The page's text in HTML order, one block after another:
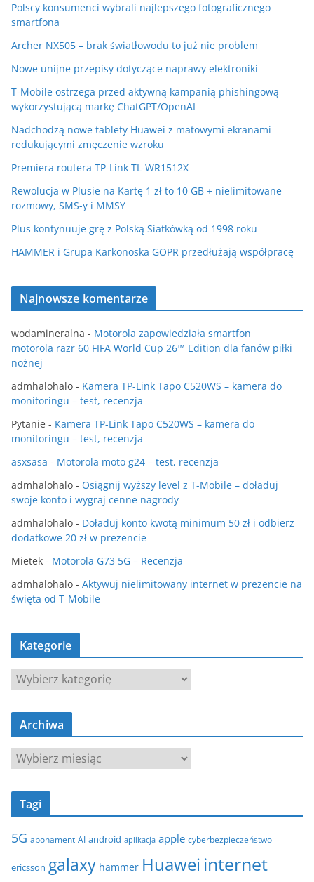
Polscy konsumenci wybrali najlepszego fotograficznego
smartfona
Archer NX505 – brak światłowodu to już nie problem
Nowe unijne przepisy dotyczące naprawy elektroniki
T-Mobile ostrzega przed aktywną kampanią phishingową
wykorzystującą markę ChatGPT/OpenAI
Nadchodzą nowe tablety Huawei z matowymi ekranami
redukującymi zmęczenie wzroku
Premiera routera TP-Link TL-WR1512X
Rewolucja w Plusie na Kartę 1 zł to 10 GB + nielimitowane
rozmowy, SMS-y i MMSY
Plus kontynuuje grę z Polską Siatkówką od 1998 roku
HAMMER i Grupa Karkonoska GOPR przedłużają współpracę
Najnowsze komentarze
wodamineralna - Motorola zapowiedziała smartfon
motorola razr 60 FIFA World Cup 26™ Edition dla fanów piłki
nożnej
admhalohalo - Kamera TP-Link Tapo C520WS – kamera do
monitoringu – test, recenzja
Pytanie - Kamera TP-Link Tapo C520WS – kamera do
monitoringu – test, recenzja
asxsasa - Motorola moto g24 – test, recenzja
admhalohalo - Osiągnij wyższy level z T-Mobile – doładuj
swoje konto i wygraj cenne nagrody
admhalohalo - Doładuj konto kwotą minimum 50 zł i odbierz
dodatkowe 20 zł w prezencie
Mietek - Motorola G73 5G – Recenzja
admhalohalo - Aktywuj nielimitowany internet w prezencie na
święta od T-Mobile
Kategorie
K
t
g
e
Archiwa
A
c
w
Tagi
5G abonament AI android aplikacja apple cyberbezpieczeństwo
ericsson galaxy hammer Huawei internet